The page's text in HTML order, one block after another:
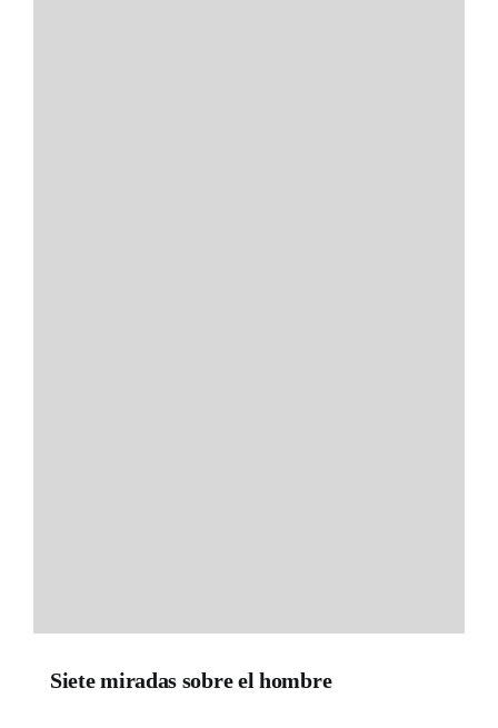
Siete miradas sobre el hombre